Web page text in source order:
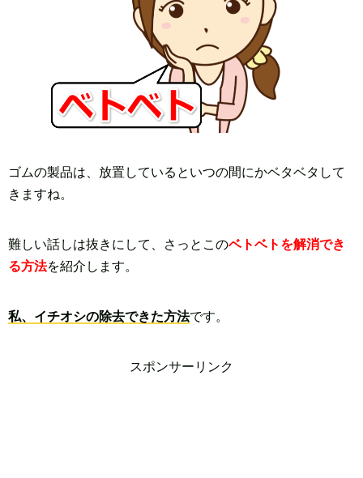
ゴムの製品は、放置しているといつの間にかベタベタして
きますね。
難しい話しは抜きにして、さっとこのベトベトを解消でき
る方法を紹介します。
私、イチオシの除去できた方法です。
スポンサーリンク